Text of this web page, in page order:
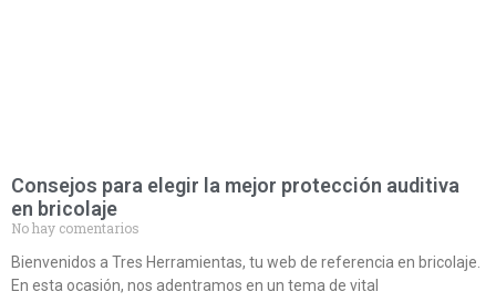
Consejos para elegir la mejor protección auditiva
en bricolaje
No hay comentarios
Bienvenidos a Tres Herramientas, tu web de referencia en bricolaje.
En esta ocasión, nos adentramos en un tema de vital